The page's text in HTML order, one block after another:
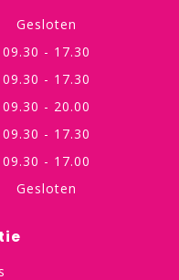
Gesloten
09.30 - 17.30
09.30 - 17.30
09.30 - 20.00
09.30 - 17.30
09.30 - 17.00
Gesloten